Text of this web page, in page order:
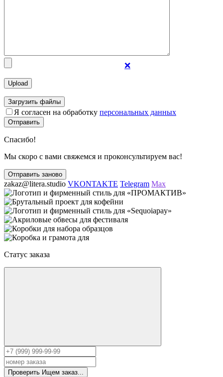
❌
Загрузить файлы
Я согласен на обработку персональных данных
Отправить
Спасибо!
Мы скоро с вами свяжемся и проконсультируем вас!
Отправить заново
zakaz@litera.studio VKONTAKTE Telegram Max
Статус заказа
Проверить Ищем заказ...